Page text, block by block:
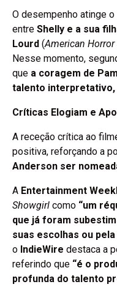
O desempenho atinge
entre Shelly e a sua
Lourd (American Horror
Nesse momento,
que a coragem de
talento interpretativo,
Críticas Elogiam e
A receção crítica ao
positiva, reforçando a
Anderson ser
A Entertainment
Showgirl como “um
que já foram
suas escolhas ou
o IndieWire destaca a
referindo que “é o
profunda do talento